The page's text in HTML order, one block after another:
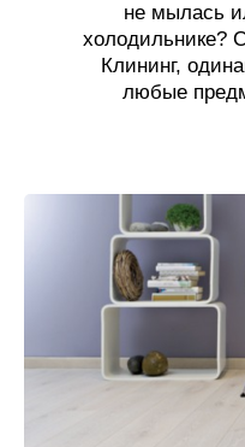
не мылась
холодильнике?
Клининг,
любые